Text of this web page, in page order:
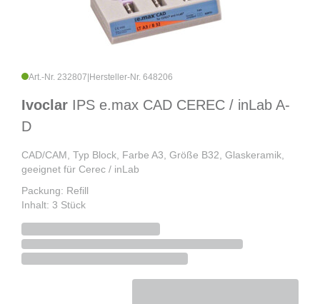
Art.-Nr. 232807 Hersteller-Nr. 648206
Ivoclar IPS e.max CAD CEREC / inLab A-
D
CAD/CAM, Typ Block, Farbe A3, Größe B32, Glaskeramik,
geeignet für Cerec / inLab
Packung: Refill
Inhalt: 3 Stück